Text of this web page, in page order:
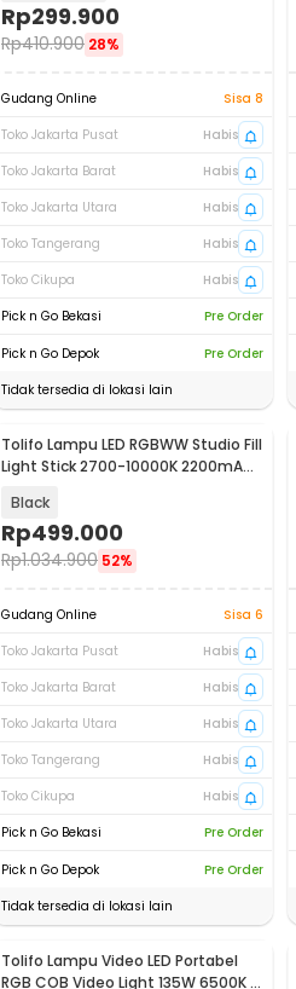
Rp299.900
Rp410.900 28%
Gudang Online
Sisa 8
Toko Jakarta Pusat
Habis
Toko Jakarta Barat
Habis
Toko Jakarta Utara
Habis
Toko Tangerang
Habis
Toko Cikupa
Habis
Pick n Go Bekasi
Pre Order
Pick n Go Depok
Pre Order
Tidak tersedia di lokasi lain
Tolifo Lampu LED RGBWW Studio Fill
Light Stick 2700-10000K 2200mAh
Black
Rp499.000
Rp1.034.900 52%
Gudang Online
Sisa 6
Toko Jakarta Pusat
Habis
Toko Jakarta Barat
Habis
Toko Jakarta Utara
Habis
Toko Tangerang
Habis
Toko Cikupa
Habis
Pick n Go Bekasi
Pre Order
Pick n Go Depok
Pre Order
Tidak tersedia di lokasi lain
Tolifo Lampu Video LED Portabel
RGB COB Video Light 135W 6500K -